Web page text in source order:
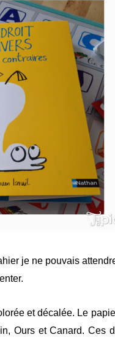
je ne pouvais
et décalée. Le
Ours et Canard. Ces